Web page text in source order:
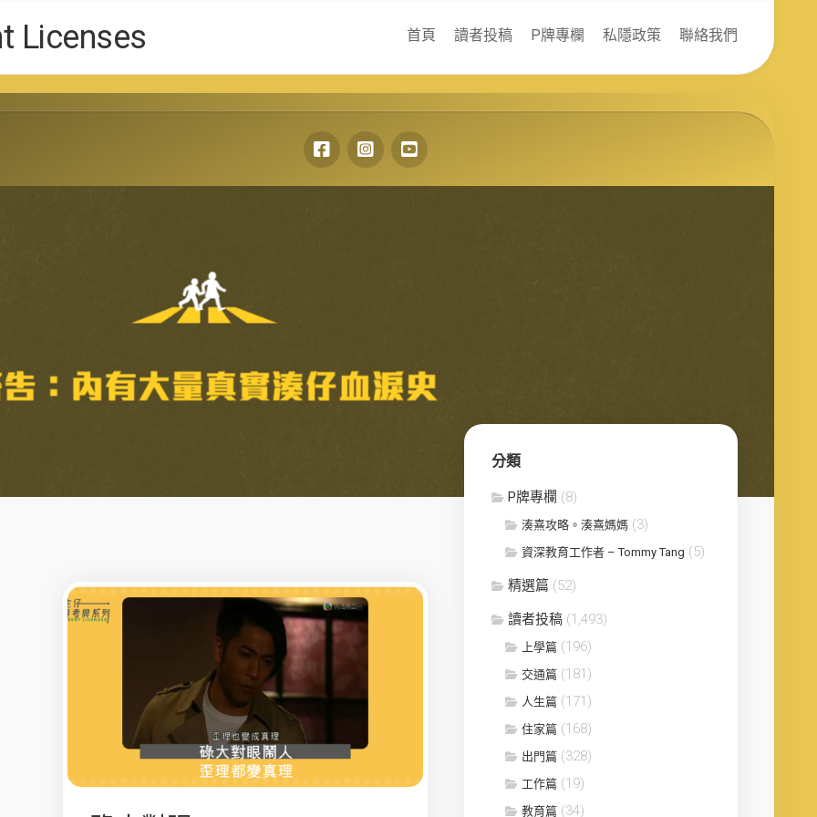
Licenses 首頁 讀者投稿 P牌專欄 私隱政策 聯絡我們
分類
P牌專欄 (8)
湊熹攻略。湊熹媽媽 (3)
資深教育工作者 – Tommy Tang (5)
精選篇 (52)
讀者投稿 (1,493)
上學篇 (196)
交通篇 (181)
人生篇 (171)
住家篇 (168)
出門篇 (328)
工作篇 (19)
教育篇 (34)